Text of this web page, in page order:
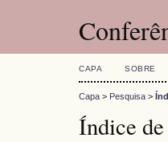
CAPA SOBRE
Capa > Pesquisa >
Índice